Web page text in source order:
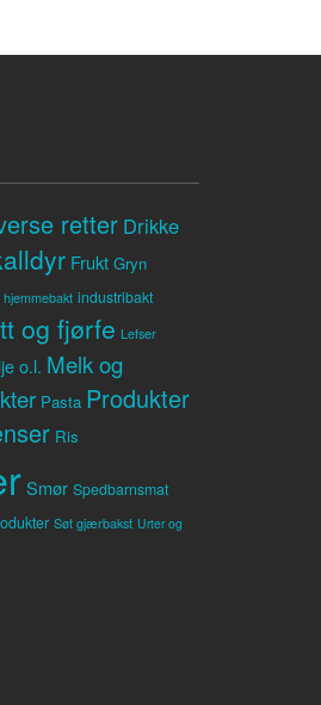
retter Drikke
Frukt Gryn
hjemmebakt industribakt
og fjørfe Lefser
o.l. Melk og
Pasta Produkter
Ris
Smør Spedbarnsmat
Søt gjærbakst Urter og